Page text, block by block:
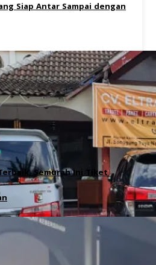
Siap Antar Sampai dengan
Semurah Ini Tiket